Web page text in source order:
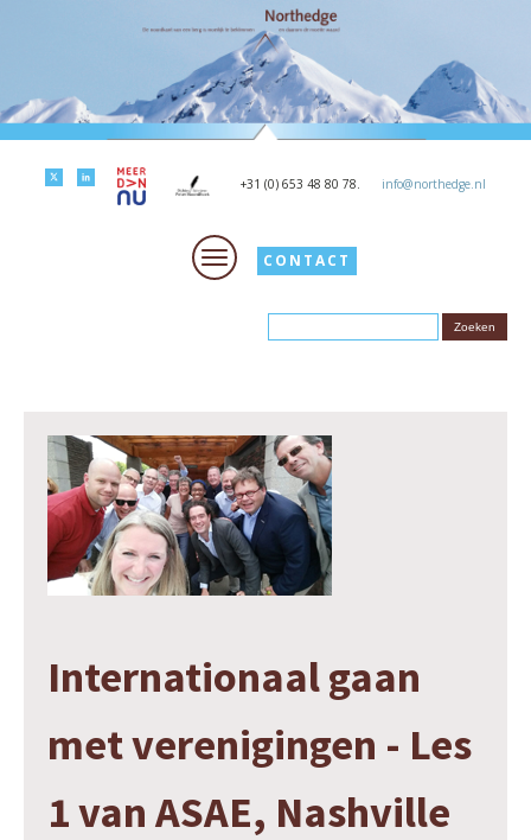
+31 (0) 653 48 80 78. info@northedge.nl
CONTACT
Internationaal gaan
met verenigingen - Les
1 van ASAE, Nashville